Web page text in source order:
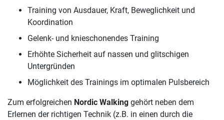
Training von Ausdauer, Kraft, Beweglichkeit und
Koordination
Gelenk- und knieschonendes Training
Erhöhte Sicherheit auf nassen und glitschigen
Untergründen
Möglichkeit des Trainings im optimalen Pulsbereich
Zum erfolgreichen Nordic Walking gehört neben dem
Erlernen der richtigen Technik (z.B. in einen durch die